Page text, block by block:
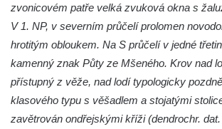
Evangelický kostel v Duchcově
Kostel svatých Petra a Pavla v Jeníkově
Kaple svaté Anny v Jeníkově
Kaple Panny Marie v Lahošti
Kaple svatého Jana Nepomuckého v
Lahošti
zvonicovém patře velká zvuková okna s
V 1. NP, v severním průčelí prolomen
hrotitým obloukem. Na S průčelí v jedné
kamenný znak Půty ze Mšeného. Krov nad
přístupný z věže, nad lodí typologicky
klasového typu s věšadlem a stojatými
zavětrován ondřejskými kříži (dendrochr.